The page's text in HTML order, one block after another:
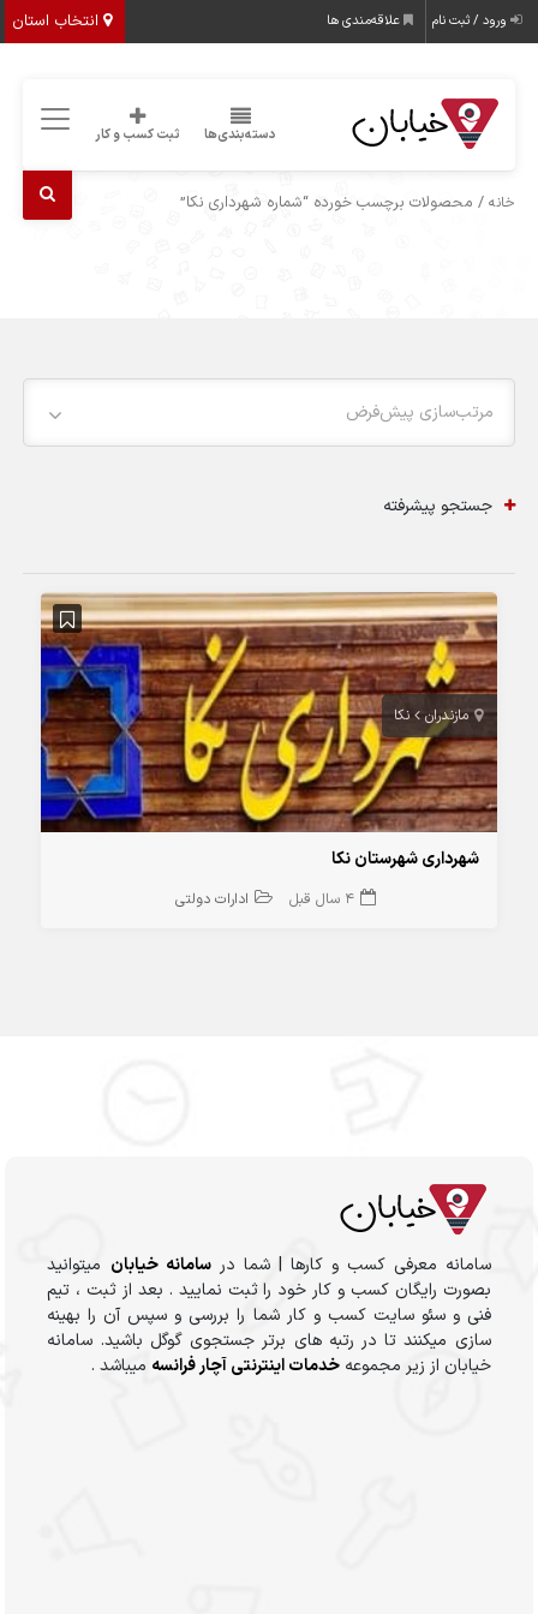
انتخاب استان ورود / ثبت نام علاقه‌مندی ها
دسته‌بندی‌ها ثبت کسب و کار
خانه / محصولات برچسب خورده “شماره شهرداری نکا”
مرتب‌سازی پیش‌فرض
جستجو پیشرفته
مازندران نکا
شهرداری شهرستان نکا
4 سال قبل ادارات دولتی
سامانه معرفی کسب و کارها | شما درسامانه خیابان میتوانید
بصورت رایگان کسب و کار خود را ثبت نمایید . بعد از ثبت ، تیم
فنی و سئو سایت کسب و کار شما را بررسی و سپس آن را بهینه
سازی میکنند تا در رتبه های برتر جستجوی گوگل باشید. سامانه
خیابان از زیر مجموعهخدمات اینترنتی آچار فرانسه میباشد .